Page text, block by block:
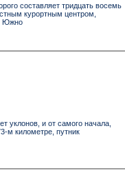
составляет тридцать восемь
курортным центром,
Южно
уклонов, и от самого начала,
м километре, путник